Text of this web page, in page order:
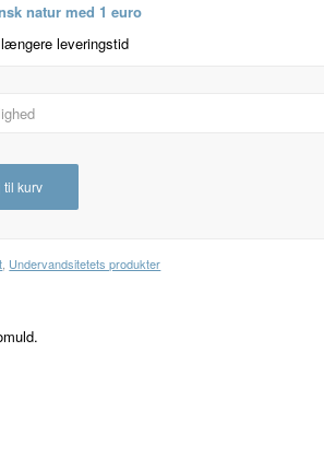
natur med 1 euro
leveringstid
til kurv
Undervandsitetets produkter